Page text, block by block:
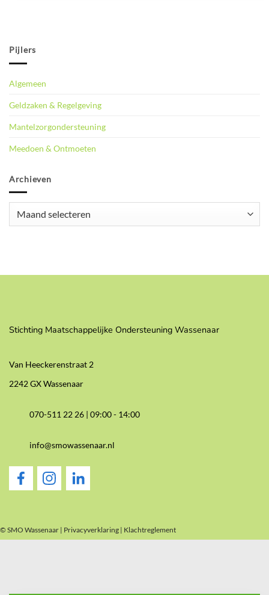
Pijlers
Algemeen
Geldzaken & Regelgeving
Mantelzorgondersteuning
Meedoen & Ontmoeten
Archieven
Stichting Maatschappelijke Ondersteuning Wassenaar
Van Heeckerenstraat 2
2242 GX Wassenaar
070-511 22 26 |09:00 - 14:00
info@smowassenaar.nl
© SMO Wassenaar | Privacyverklaring | Klachtreglement